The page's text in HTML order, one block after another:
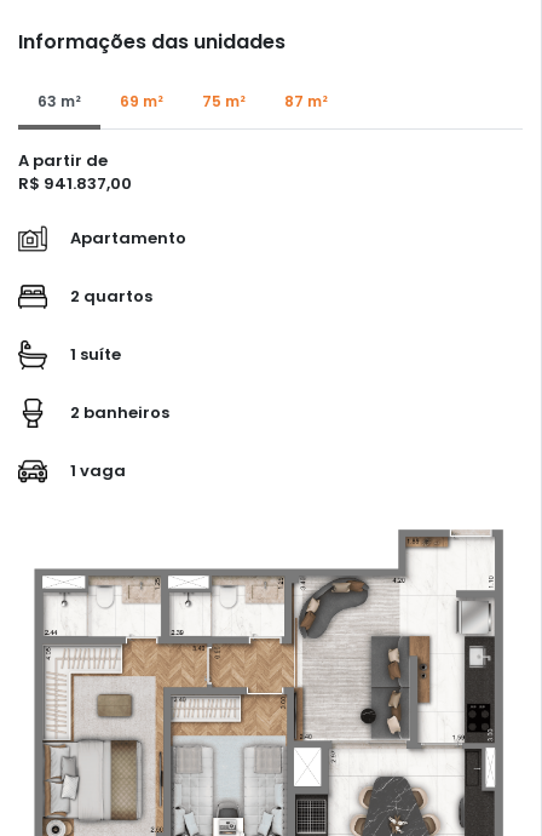
Informações das unidades
63 m² 69 m² 75 m² 87 m²
A partir de
R$ 941.837,00
Apartamento
2 quartos
1 suíte
2 banheiros
1 vaga